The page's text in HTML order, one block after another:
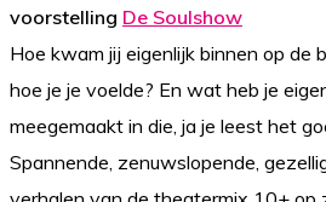
voorstelling De Soulshow
Hoe kwam jij eigenlijk binnen op de
hoe je je voelde? En wat heb je
meegemaakt in die, ja je leest het
Spannende, zenuwslopende,